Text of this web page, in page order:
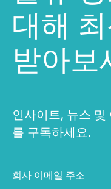
대해
받아보
인사이트, 뉴스 및
를 구독하세요.
회사 이메일 주소